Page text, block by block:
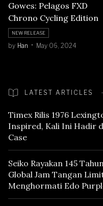
Gowes: Pelagos FXD
Chrono Cycling Edition
NEW RELEASE
by Han May 06, 2024
LATEST ARTICLES
Timex Rilis 1976
Inspired, Kali Ini Hadir
Case
Seiko Rayakan 145
Global Jam Tangan
Menghormati Edo
Mencerminkan Warisan